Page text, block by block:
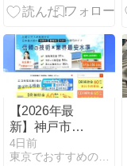
【2026年最
新】神戸市の
太陽光発電お
すすめ業者6
4日前
東京でおすすめの蓄電池業者19選！補助金サポートや口コミ